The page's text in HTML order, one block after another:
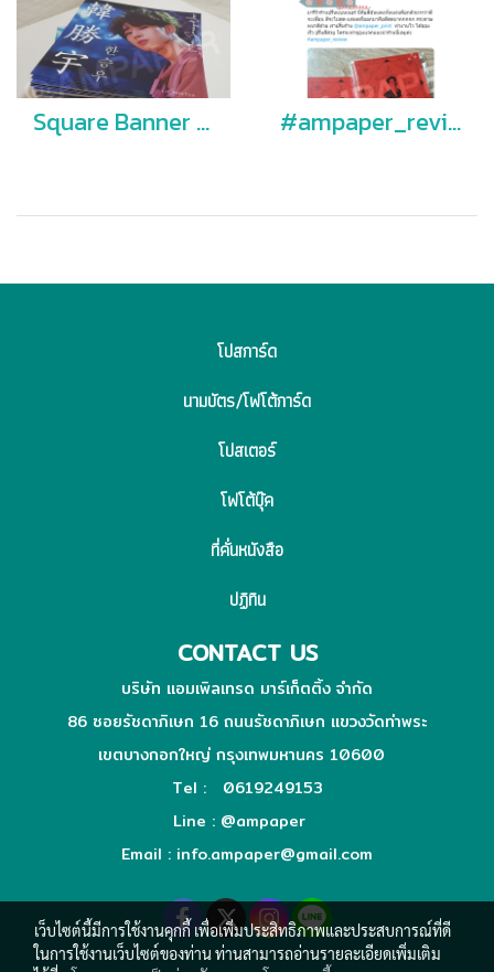
Square Banner Victon #ampaper_review
โปสการ์ด
นามบัตร/โฟโต้การ์ด
โปสเตอร์
โฟโต้บุ๊ค
ที่คั่นหนังสือ
ปฏิทิน
CONTACT US
บริษัท แอมเพิลเทรด มาร์เก็ตติ้ง จำกัด
86 ซอยรัชดาภิเษก 16 ถนนรัชดาภิเษก แขวงวัดท่าพระ
เขตบางกอกใหญ่ กรุงเทพมหานคร 10600
Tel : 0619249153
Line : @ampaper
Email : info.ampaper@gmail.com
เว็บไซต์นี้มีการใช้งานคุกกี้ เพื่อเพิ่มประสิทธิภาพและประสบการณ์ที่ดี
ในการใช้งานเว็บไซต์ของท่าน ท่านสามารถอ่านรายละเอียดเพิ่มเติม